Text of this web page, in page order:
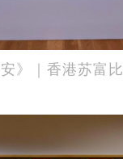
》｜香港苏富比